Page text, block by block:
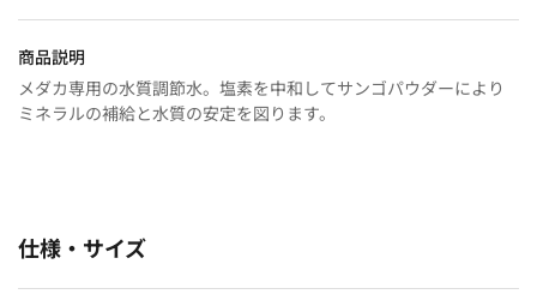
商品説明
メダカ専用の水質調節水。塩素を中和してサンゴパウダーにより
ミネラルの補給と水質の安定を図ります。
仕様・サイズ